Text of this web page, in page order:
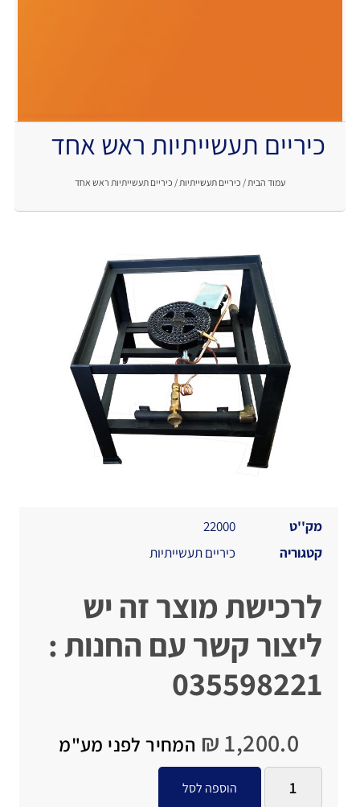
כיריים תעשייתיות ראש אחד
עמוד הבית/ כיריים תעשייתיות/ כיריים תעשייתיות ראש אחד
.
מק''ט
22000
קטגוריה
כיריים תעשייתיות
לרכישת מוצר זה יש
ליצור קשר עם החנות :
035598221
₪ 1,200.0 המחיר לפני מע"מ
הוספה לסל